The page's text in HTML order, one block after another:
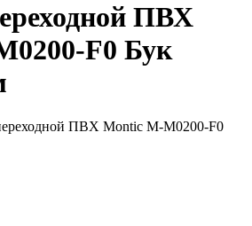
ПВХ
F0 Бук